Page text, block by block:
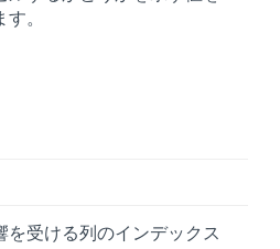
。
を受ける列のインデックス